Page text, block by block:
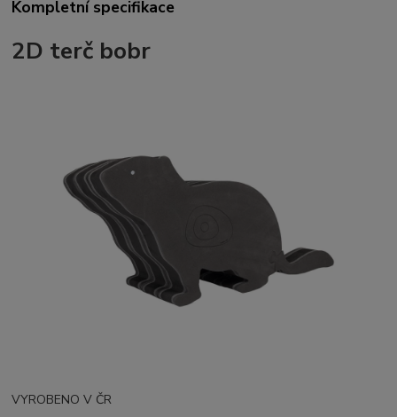
Kompletní specifikace
2D terč bobr
VYROBENO V ČR